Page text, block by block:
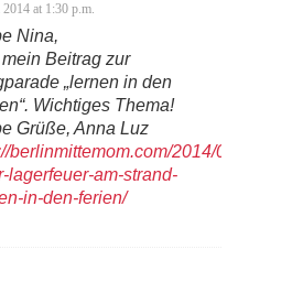
2014 at 1:30 p.m.
Nina,
Beitrag zur
„lernen in den
Wichtiges Thema!
Grüße, Anna Luz
berlinmittemom.com/2014/07/01/
lagerfeuer-am-strand-
in-den-ferien/